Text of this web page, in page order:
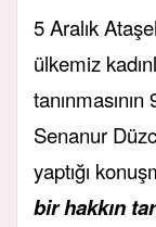
5 Aralık
ülkemiz
Senanur
yaptığı
bir hakkın